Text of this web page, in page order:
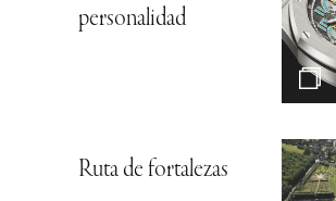
personalidad
Ruta de fortalezas